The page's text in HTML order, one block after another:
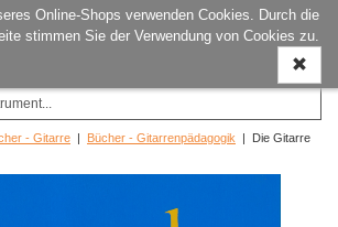
Online-Shops verwenden Cookies. Durch die
stimmen Sie der Verwendung von Cookies zu.
ein-/
- Gitarre | Bücher - Gitarrenpädagogik | Die Gitarre